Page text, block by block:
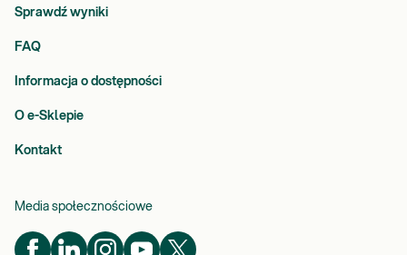
Sprawdź wyniki
FAQ
Informacja o dostępności
O e-Sklepie
Kontakt
Media społecznościowe